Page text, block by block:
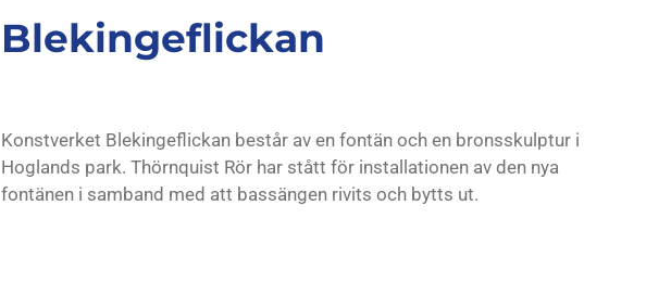
Blekingeflickan
Konstverket Blekingeflickan består av en fontän och en bronsskulptur i
Hoglands park. Thörnquist Rör har stått för installationen av den nya
fontänen i samband med att bassängen rivits och bytts ut.